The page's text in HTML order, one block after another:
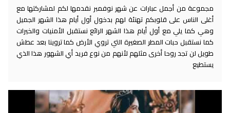
مجموعة من أجمل عبارات عن شهر نوفمبر نقدمها لكم لمشاركتها مع
أغلى الناس على قلوبكم تهنئة لهم بدخول أول أيام هذا الشهر الجميل
وهي كما يلي مع أول أيام هذا الشهر الرائع نستقبل الأمنيات والخيرات
كما نستقبل حبات المطر الصغيرة التي تروي الأرض كما تروينا بعد عطش
طويل لن تجد روحا أخرى مثلهم لأنهم من نوع فريد أي الشهور هذا الذي
يستطيع